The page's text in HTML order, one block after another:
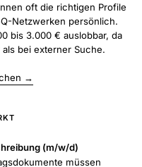
oft die richtigen Profile
Netzwerken persönlich.
bis 3.000 € auslobbar, da
bei externer Suche.
→
(m/w/d)
müssen